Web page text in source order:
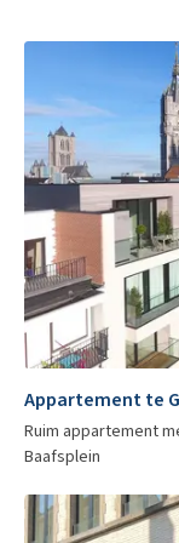
Zwembad Van
België opende
grondig
traditionele
jachthaven
daarbuiten.
Appartement te
Ruim appartement
Baafsplein